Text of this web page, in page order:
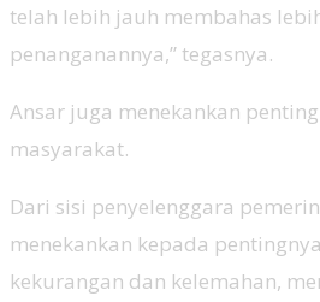
telah lebih jauh membahas
penanganannya,” tegasnya.
Ansar juga menekankan
masyarakat.
Dari sisi penyelenggara
menekankan kepada
kekurangan dan kelemahan,